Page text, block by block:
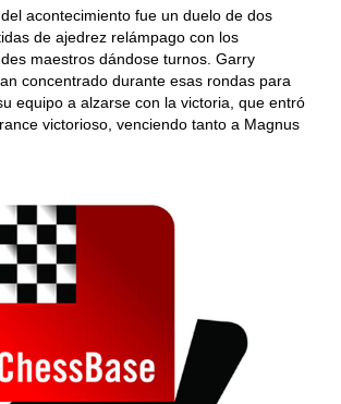
acontecimiento fue un duelo de dos
de ajedrez relámpago con los
maestros dándose turnos. Garry
concentrado durante esas rondas para
equipo a alzarse con la victoria, que entró
victorioso, venciendo tanto a Magnus